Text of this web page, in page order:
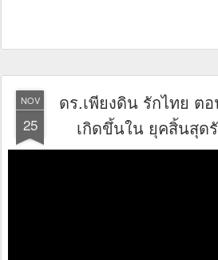
NOV
25
ดร.เพียงดิน รักไทย ต
เกิดขึ้นใน ยุคสิ้นสุด